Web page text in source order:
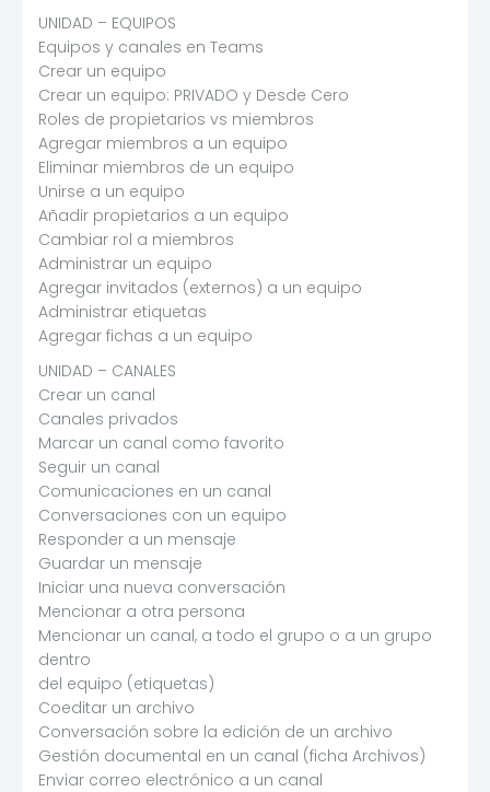
UNIDAD – EQUIPOS
Equipos y canales en Teams
Crear un equipo
Crear un equipo: PRIVADO y Desde Cero
Roles de propietarios vs miembros
Agregar miembros a un equipo
Eliminar miembros de un equipo
Unirse a un equipo
Añadir propietarios a un equipo
Cambiar rol a miembros
Administrar un equipo
Agregar invitados (externos) a un equipo
Administrar etiquetas
Agregar fichas a un equipo
UNIDAD – CANALES
Crear un canal
Canales privados
Marcar un canal como favorito
Seguir un canal
Comunicaciones en un canal
Conversaciones con un equipo
Responder a un mensaje
Guardar un mensaje
Iniciar una nueva conversación
Mencionar a otra persona
Mencionar un canal, a todo el grupo o a un grupo
dentro
del equipo (etiquetas)
Coeditar un archivo
Conversación sobre la edición de un archivo
Gestión documental en un canal (ficha Archivos)
Enviar correo electrónico a un canal